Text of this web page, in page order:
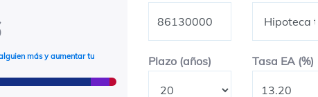
más y aumentar tu
Plazo (años) Plazo en añosTasa EA (%)